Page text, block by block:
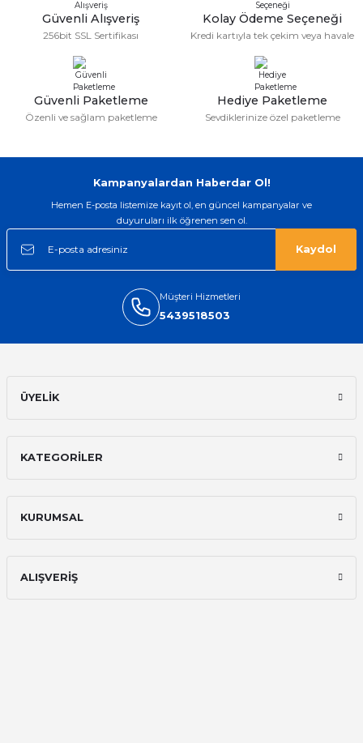
gerçekten çok kaliteil ürün geldi bu
kordonu normal dışardan bir saatciye
isterlerdi alacak arkadaşlar ölçülerini
doğru belirleyip kaliteyi sorun
arayip teyit aldiktan sonra yolladılar
Oldukça kaliteli ve şık bir görünümü
rahatsız etmiyor ve tam oturdu.
Sinan Tatlicioglu | 30/01/2026
Ali Bilge Ertan | 11/09/2025
Güvenli Alışveriş
256bit SSL Sertifikası
Kolay Ödeme Seçeneği
Kredi kartıyla tek çekim veya havale
Güvenli Paketleme
Özenli ve sağlam paketleme
Hediye Paketleme
Sevdiklerinize özel paketleme
Kampanyalardan Haberdar Ol!
Hemen E-posta listemize kayıt ol, en güncel kampanyalar ve
duyuruları ilk öğrenen sen ol.
Kaydol
Müşteri Hizmetleri
5439518503
ÜYELİK
KATEGORİLER
KURUMSAL
ALIŞVERİŞ